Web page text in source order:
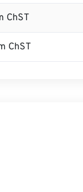
ChST
ChST